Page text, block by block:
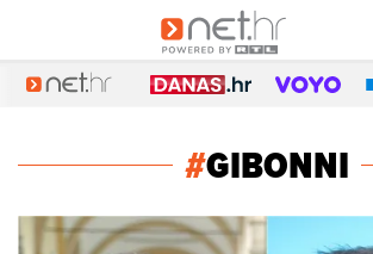
#GIBONNI